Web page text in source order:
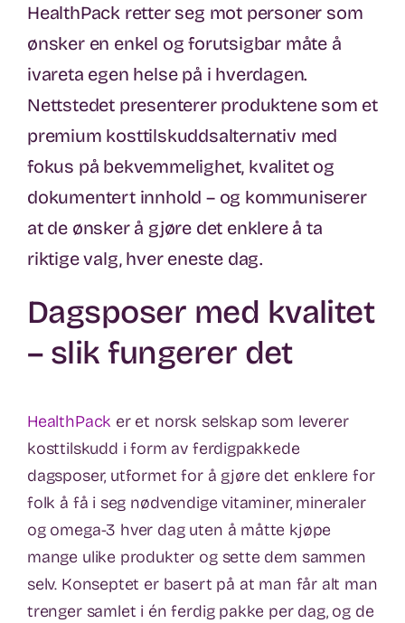
HealthPack retter seg mot personer som
ønsker en enkel og forutsigbar måte å
ivareta egen helse på i hverdagen.
Nettstedet presenterer produktene som et
premium kosttilskuddsalternativ med
fokus på bekvemmelighet, kvalitet og
dokumentert innhold – og kommuniserer
at de ønsker å gjøre det enklere å ta
riktige valg, hver eneste dag.
Dagsposer med kvalitet
– slik fungerer det
HealthPack er et norsk selskap som leverer
kosttilskudd i form av ferdigpakkede
dagsposer, utformet for å gjøre det enklere for
folk å få i seg nødvendige vitaminer, mineraler
og omega-3 hver dag uten å måtte kjøpe
mange ulike produkter og sette dem sammen
selv. Konseptet er basert på at man får alt man
trenger samlet i én ferdig pakke per dag, og de